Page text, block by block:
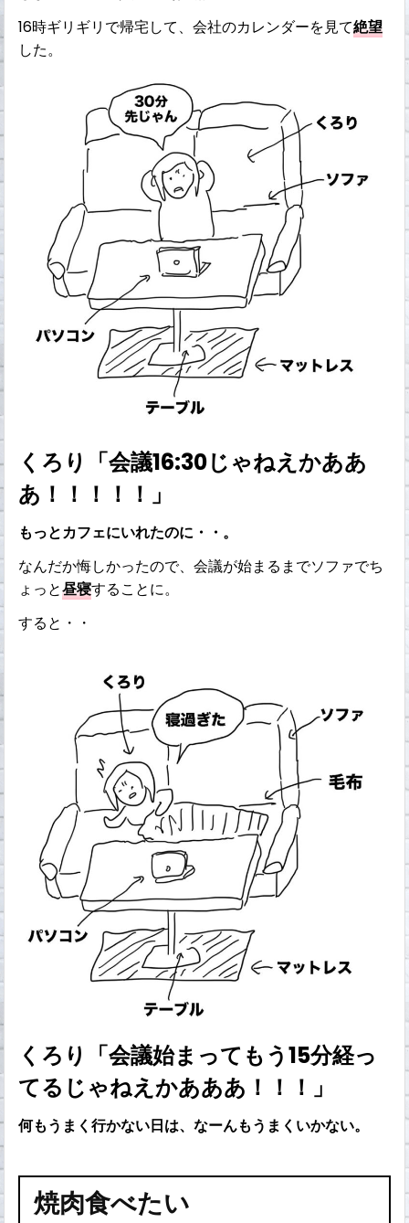
16時ギリギリで帰宅して、会社のカレンダーを見て絶望
した。
くろり「会議16:30じゃねえかああ
あ！！！！！」
もっとカフェにいれたのに・・。
なんだか悔しかったので、会議が始まるまでソファでち
ょっと昼寝することに。
すると・・
くろり「会議始まってもう15分経っ
てるじゃねえかあああ！！！」
何もうまく行かない日は、なーんもうまくいかない。
焼肉食べたい